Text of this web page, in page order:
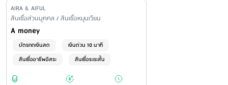
บาท(ต่อครั้ง) วงเงินสูงสุดในการเบิกถอนเงินสดต่อครั้งขึ้นอยู่กับเงื่อนไข
ของ ATM แต่ละธนาคารฯ ที่ท่านใช้บริการ หรือตามวงเงินคงเหลือในบัญชี
ไม่มีค่าธรรมเนียมการถอนเงินที่เครื่อง ATM ของ A money
ค่าธรรมเนียมในการกดเงิน 13 บาท/ครั้ง กรณีถอนเงินที่เครื่อง ATM
ของธนาคารพันธมิตร
Issuer Name
AIRA & AIFUL
Financial Product Type /
สินเชื่อส่วนบุคคล / สินเชื่อหมุนเวียน
Personal Loan Name
A money
บัตรกดเงินสด
เงินด่วน 10 นาที
สินเชื่ออาชีพอิสระ
สินเชื่อระยะสั้น